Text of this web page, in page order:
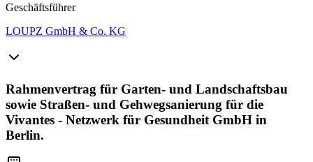
Geschäftsführer
LOUPZ GmbH & Co. KG
Rahmenvertrag für Garten- und Landschaftsbau
sowie Straßen- und Gehwegsanierung für die
Vivantes - Netzwerk für Gesundheit GmbH in
Berlin.